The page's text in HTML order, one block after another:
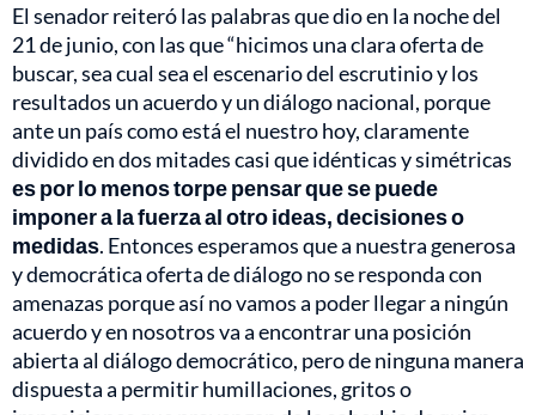
El senador reiteró las palabras que dio en la noche del
21 de junio, con las que “hicimos una clara oferta de
buscar, sea cual sea el escenario del escrutinio y los
resultados un acuerdo y un diálogo nacional, porque
ante un país como está el nuestro hoy, claramente
dividido en dos mitades casi que idénticas y simétricas
es por lo menos torpe pensar que se puede
imponer a la fuerza al otro ideas, decisiones o
medidas. Entonces esperamos que a nuestra generosa
y democrática oferta de diálogo no se responda con
amenazas porque así no vamos a poder llegar a ningún
acuerdo y en nosotros va a encontrar una posición
abierta al diálogo democrático, pero de ninguna manera
dispuesta a permitir humillaciones, gritos o